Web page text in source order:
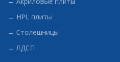
→ HPL плиты
→ Столешницы
→ЛДСП